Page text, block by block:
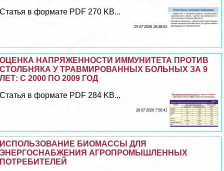
Статья в формате PDF 270 KB...
29 07 2026 18:38:53
ОЦЕНКА НАПРЯЖЕННОСТИ ИММУНИТЕТА ПРОТИВ
СТОЛБНЯКА У ТРАВМИРОВАННЫХ БОЛЬНЫХ ЗА 9
ЛЕТ: С 2000 ПО 2009 ГОД
Статья в формате PDF 284 KB...
28 07 2026 7:56:41
ИСПОЛЬЗОВАНИЕ БИОМАССЫ ДЛЯ
ЭНЕРГОСНАБЖЕНИЯ АГРОПРОМЫШЛЕННЫХ
ПОТРЕБИТЕЛЕЙ